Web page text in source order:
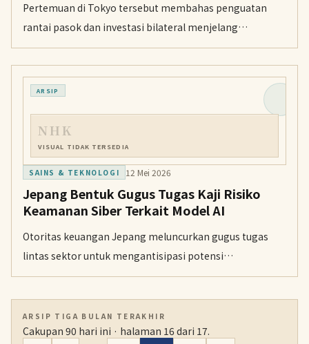
Pertemuan di Tokyo tersebut membahas penguatan
rantai pasok dan investasi bilateral menjelang
dimulainya lawatan Presiden Donald Trump ke
Tiongkok.
ARSIP
NHK
VISUAL TIDAK TERSEDIA
SAINS & TEKNOLOGI 12 Mei 2026
Jepang Bentuk Gugus Tugas Kaji Risiko
Keamanan Siber Terkait Model AI
Otoritas keuangan Jepang meluncurkan gugus tugas
lintas sektor untuk mengantisipasi potensi
penyalahgunaan model kecerdasan buatan dalam
ARSIP TIGA BULAN TERAKHIR
Cakupan 90 hari ini · halaman 16 dari 17.